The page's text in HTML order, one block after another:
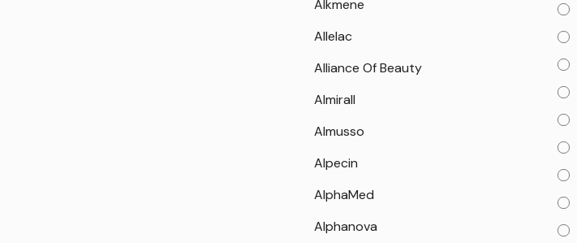
Alkmene
Allelac
Alliance Of Beauty
Almirall
Almusso
Alpecin
AlphaMed
Alphanova